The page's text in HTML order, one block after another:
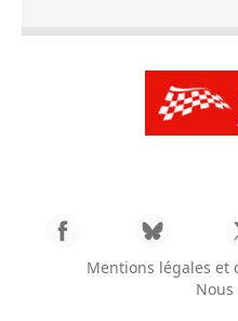
Mentions légales et